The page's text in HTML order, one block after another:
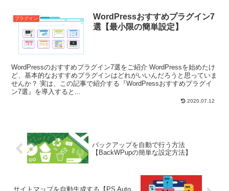
プラグイン
WordPressおすすめプラグイン7
選【最小限の簡単設定】
WordPressのおすすめプラグイン7選をご紹介 WordPressを始めたけ
ど、基本的なおすすめプラグインはどれがいいんだろうと思っていま
せんか？ 実は、この記事で紹介する『WordPressおすすめプラグイ
ン7選』を導入すると...
2020.07.12
バックアップを自動で行う方法
【BackWPupの簡単な設定方法】
サイトマップを自動生成する【PS Auto